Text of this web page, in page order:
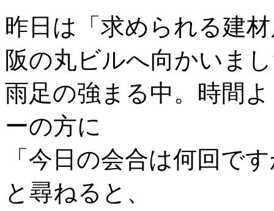
昨日は「求められる建
阪の丸ビルへ向かいま
雨足の強まる中。時間
ーの方に
「今日の会合は何回で
と尋ねると、